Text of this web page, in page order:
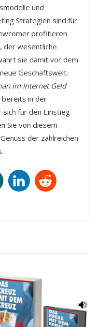
und
Strategien sind für
profitieren
der wesentliche
sie damit vor dem
Geschäftswelt.
im Internet Geld
in der
für den Einstieg
Sie von diesem
der zahlreichen